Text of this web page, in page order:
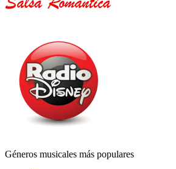
Géneros musicales más populares